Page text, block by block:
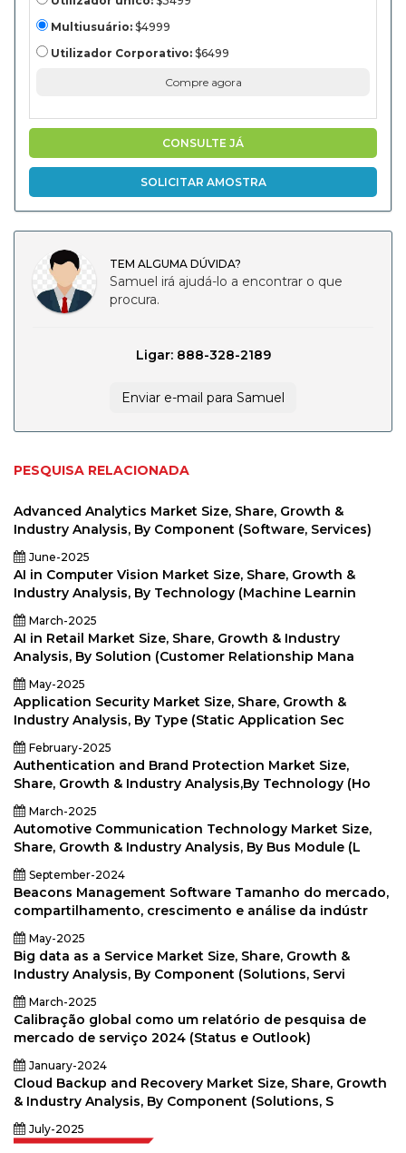
2030Multiusuário: $4999
Utilizador Corporativo: $6499
Compre agora
CONSULTE JÁ
SOLICITAR AMOSTRA
TEM ALGUMA DÚVIDA?
Samuel irá ajudá-lo a encontrar o que
procura.
Ligar: 888-328-2189
Enviar e-mail para Samuel
PESQUISA RELACIONADA
Advanced Analytics Market Size, Share, Growth &
Industry Analysis, By Component (Software, Services)
June-2025
AI in Computer Vision Market Size, Share, Growth &
Industry Analysis, By Technology (Machine Learnin
March-2025
AI in Retail Market Size, Share, Growth & Industry
Analysis, By Solution (Customer Relationship Mana
May-2025
Application Security Market Size, Share, Growth &
Industry Analysis, By Type (Static Application Sec
February-2025
Authentication and Brand Protection Market Size,
Share, Growth & Industry Analysis,By Technology (Ho
March-2025
Automotive Communication Technology Market Size,
Share, Growth & Industry Analysis, By Bus Module (L
September-2024
Beacons Management Software Tamanho do mercado,
compartilhamento, crescimento e análise da indústr
May-2025
Big data as a Service Market Size, Share, Growth &
Industry Analysis, By Component (Solutions, Servi
March-2025
Calibração global como um relatório de pesquisa de
mercado de serviço 2024 (Status e Outlook)
January-2024
Cloud Backup and Recovery Market Size, Share, Growth
& Industry Analysis, By Component (Solutions, S
July-2025